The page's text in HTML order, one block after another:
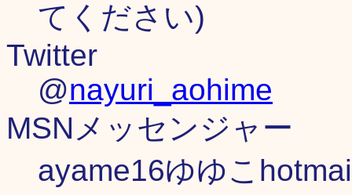
てください)
Twitter
@nayuri_aohime
MSNメッセンジャー
ayame16ゆゆこ